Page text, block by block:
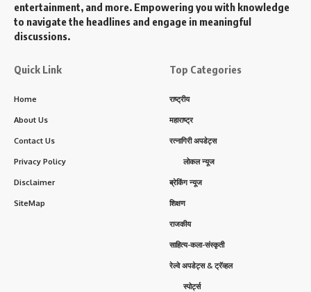
entertainment, and more. Empowering you with knowledge
to navigate the headlines and engage in meaningful
discussions.
Quick Link
Home
About Us
Contact Us
Privacy Policy
Disclaimer
SiteMap
Top Categories
राष्ट्रीय
महाराष्ट्र
रत्नागिरी अपडेट्स
लोकल न्यूज
ब्रेकिंग न्यूज
शिक्षण
राजकीय
साहित्य-कला-संस्कृती
रेल्वे अपडेट्स & ट्रॅव्हल
स्पोर्ट्स